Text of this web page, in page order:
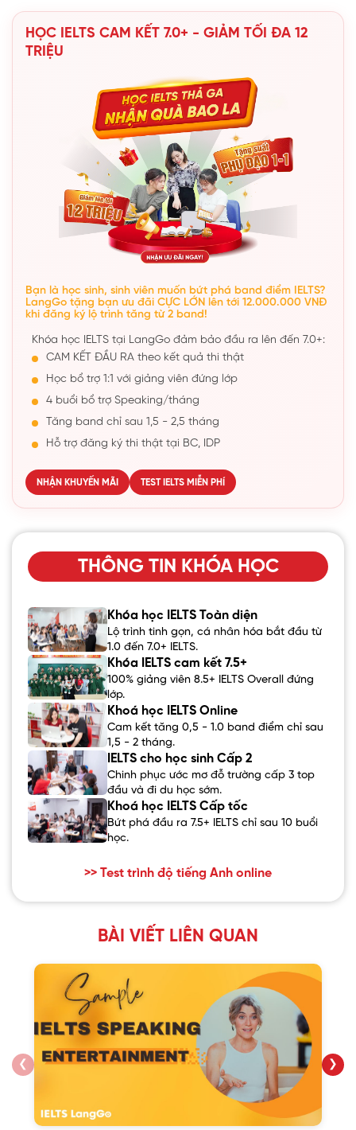
HỌC IELTS CAM KẾT 7.0+ - GIẢM TỐI ĐA 12
TRIỆU
Bạn là học sinh, sinh viên muốn bứt phá band điểm IELTS?
LangGo tặng bạn ưu đãi CỰC LỚN lên tới 12.000.000 VNĐ
khi đăng ký lộ trình tăng từ 2 band!
Khóa học IELTS tại LangGo đảm bảo đầu ra lên đến 7.0+:
CAM KẾT ĐẦU RA theo kết quả thi thật
Học bổ trợ 1:1 với giảng viên đứng lớp
4 buổi bổ trợ Speaking/tháng
Tăng band chỉ sau 1,5 - 2,5 tháng
Hỗ trợ đăng ký thi thật tại BC, IDP
NHẬN KHUYẾN MÃI TEST IELTS MIỄN PHÍ
THÔNG TIN KHÓA HỌC
Khóa học IELTS Toàn diện
Lộ trình tinh gọn, cá nhân hóa bắt đầu từ
1.0 đến 7.0+ IELTS.
Khóa IELTS cam kết 7.5+
100% giảng viên 8.5+ IELTS Overall đứng
lớp.
Khoá học IELTS Online
Cam kết tăng 0,5 - 1.0 band điểm chỉ sau
1,5 - 2 tháng.
IELTS cho học sinh Cấp 2
Chinh phục ước mơ đỗ trường cấp 3 top
đầu và đi du học sớm.
Khoá học IELTS Cấp tốc
Bứt phá đầu ra 7.5+ IELTS chỉ sau 10 buổi
học.
>> Test trình độ tiếng Anh online
BÀI VIẾT LIÊN QUAN
❮ ❯